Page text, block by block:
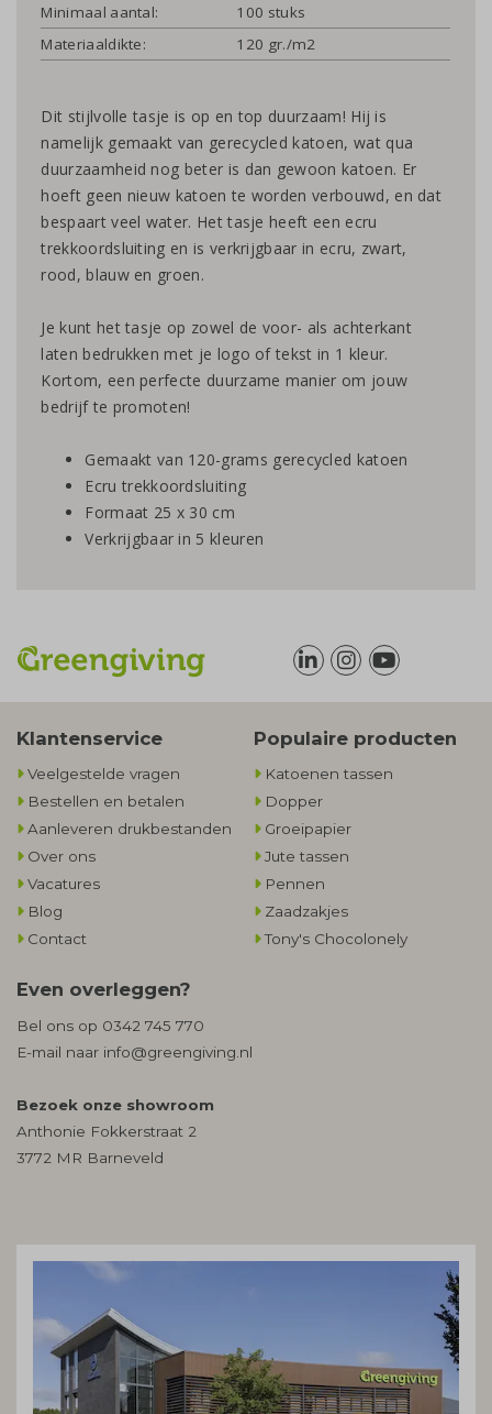
Minimaal aantal:
100 stuks
Materiaaldikte:
120 gr./m2
Dit stijlvolle tasje is op en top duurzaam! Hij is
namelijk gemaakt van gerecycled katoen, wat qua
duurzaamheid nog beter is dan gewoon katoen. Er
hoeft geen nieuw katoen te worden verbouwd, en dat
bespaart veel water. Het tasje heeft een ecru
trekkoordsluiting en is verkrijgbaar in ecru, zwart,
rood, blauw en groen.
Je kunt het tasje op zowel de voor- als achterkant
laten bedrukken met je logo of tekst in 1 kleur.
Kortom, een perfecte duurzame manier om jouw
bedrijf te promoten!
Gemaakt van 120-grams gerecycled katoen
Ecru trekkoordsluiting
Formaat 25 x 30 cm
Verkrijgbaar in 5 kleuren
Klantenservice
Veelgestelde vragen
Bestellen en betalen
Aanleveren drukbestanden
Over ons
Vacatures
Blog
Contact
Populaire producten
Katoenen tassen
Dopper
Groeipapier
Jute tassen
Pennen
Zaadzakjes
Tony's Chocolonely
Even overleggen?
Bel ons op 0342 745 770
E-mail naar info@greengiving.nl
Bezoek onze showroom
Anthonie Fokkerstraat 2
3772 MR Barneveld